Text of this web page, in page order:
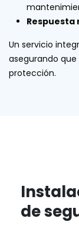
Respuesta
Un servicio
asegurando
protección.
de